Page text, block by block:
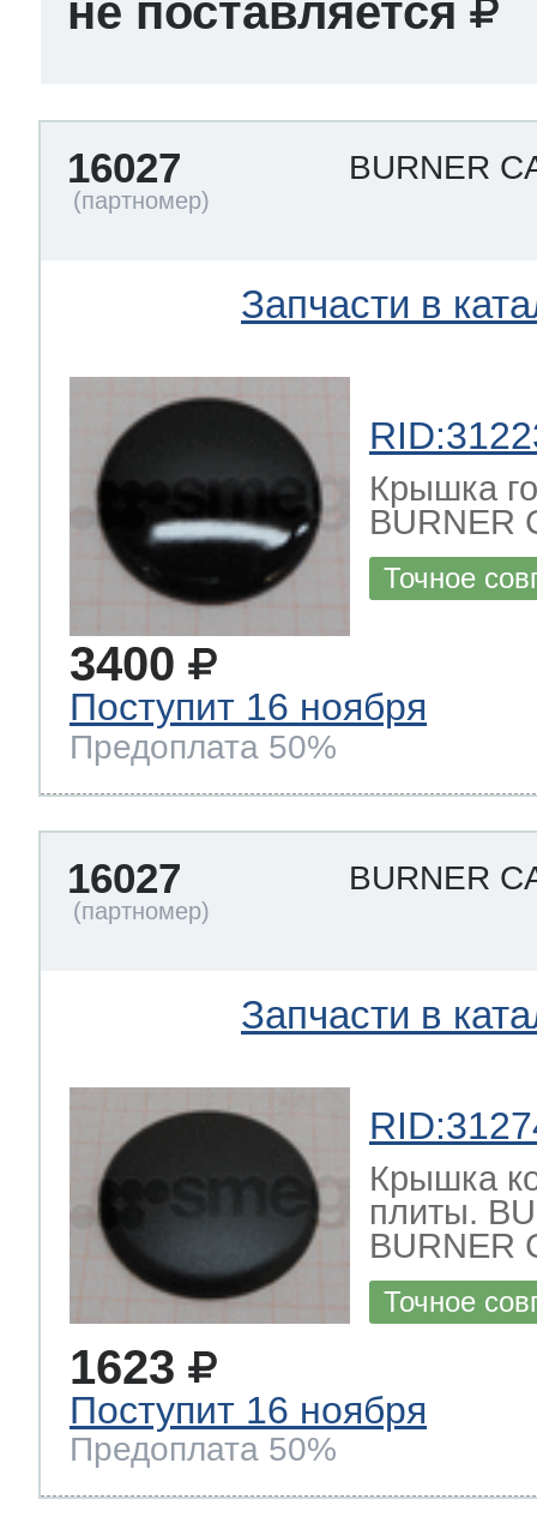
не поставляется
16027 BURNER
Запчасти в
Крышка
BURNER
Точное
3400
Поступит 16 ноября
Предоплата 50%
16027 BURNER
Запчасти в
Крышка
плиты.
BURNER
Точное
1623
Поступит 16 ноября
Предоплата 50%